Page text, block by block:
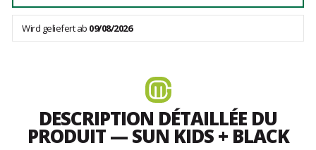
Wird geliefert ab 09/08/2026
DESCRIPTION DÉTAILLÉE DU
PRODUIT — SUN KIDS + BLACK